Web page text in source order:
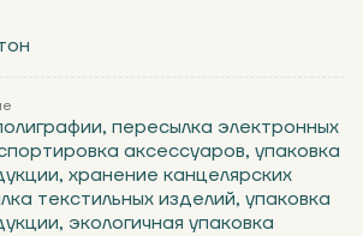
пересылка электронных
аксессуаров, упаковка
хранение канцелярских
текстильных изделий, упаковка
экологичная упаковка